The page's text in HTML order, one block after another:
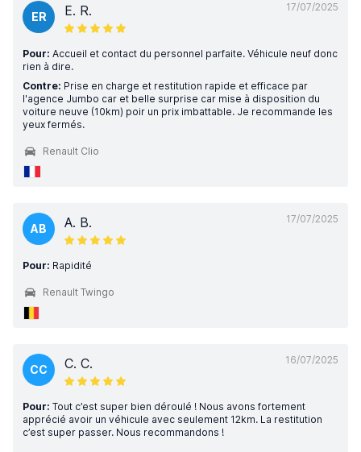
17/07/2025
ER E. R.
Pour: Accueil et contact du personnel parfaite. Véhicule neuf donc
rien à dire.
Contre: Prise en charge et restitution rapide et efficace par
l'agence Jumbo car et belle surprise car mise à disposition du
voiture neuve (10km) poir un prix imbattable. Je recommande les
yeux fermés.
Renault Clio
17/07/2025
AB A. B.
Pour: Rapidité
Renault Twingo
16/07/2025
CC C. C.
Pour: Tout c’est super bien déroulé ! Nous avons fortement
apprécié avoir un véhicule avec seulement 12km. La restitution
c’est super passer. Nous recommandons !